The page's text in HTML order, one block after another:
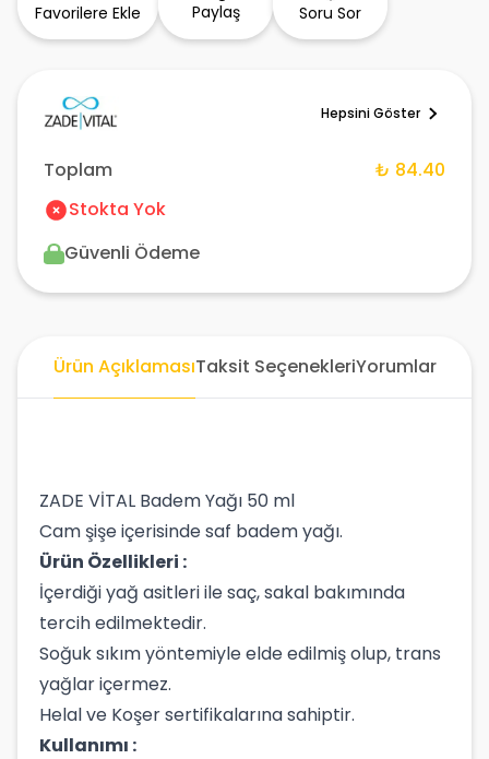
Favorilere Ekle Paylaş Soru Sor
Hepsini Göster
Toplam
₺ 84.40
Stokta Yok
Güvenli Ödeme
Ürün AçıklamasıTaksit SeçenekleriYorumlar
ZADE VİTAL Badem Yağı 50 ml
Cam şişe içerisinde saf badem yağı.
Ürün Özellikleri :
İçerdiği yağ asitleri ile saç, sakal bakımında
tercih edilmektedir.
Soğuk sıkım yöntemiyle elde edilmiş olup, trans
yağlar içermez.
Helal ve Koşer sertifikalarına sahiptir.
Kullanımı :